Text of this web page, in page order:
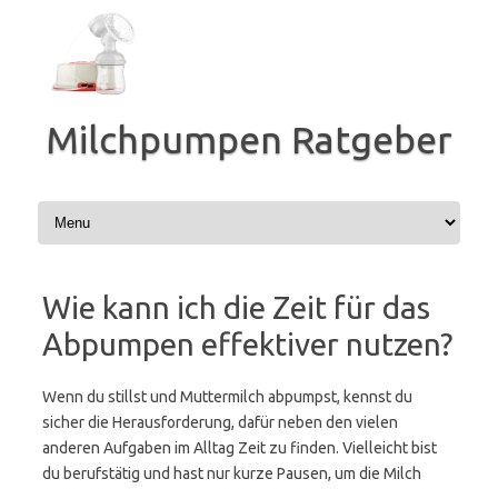
Milchpumpen Ratgeber
Wie kann ich die Zeit für das
Abpumpen effektiver nutzen?
Wenn du stillst und Muttermilch abpumpst, kennst du
sicher die Herausforderung, dafür neben den vielen
anderen Aufgaben im Alltag Zeit zu finden. Vielleicht bist
du berufstätig und hast nur kurze Pausen, um die Milch